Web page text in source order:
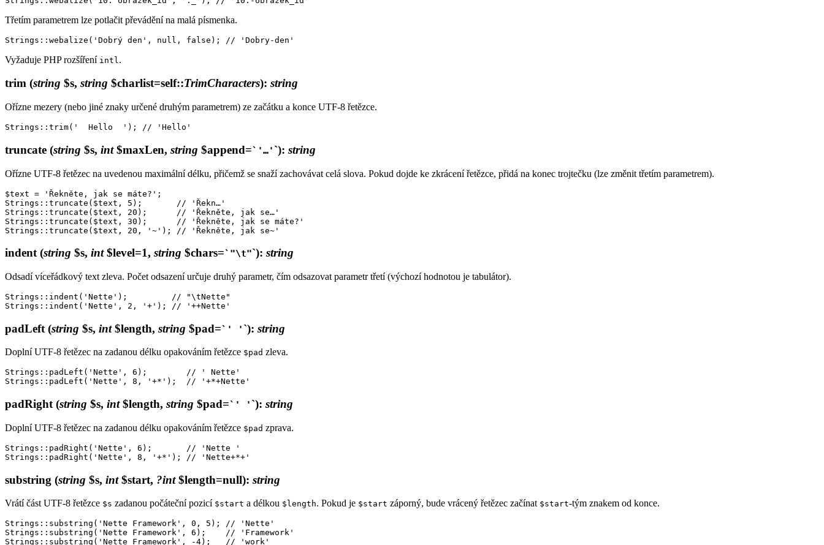
Třetím parametrem lze potlačit převádění na malá písmenka.
Vyžaduje PHP rozšíření intl .
trim (string $s, string $charlist=self::TrimCharacters): string
Ořízne mezery (nebo jiné znaky určené druhým parametrem) ze začátku a konce UTF-8 řetězce.
truncate (string $s, int$maxLen, string $append=`'…' `): string
Ořízne UTF-8 řetězec na uvedenou maximální délku, přičemž se snaží zachovávat celá slova. Pokud dojde ke zkrácení řetězce, přidá na konec trojtečku (lze změnit třetím parametrem).
$text = 'Řekněte, jak se máte?';
Strings::truncate($text, 5);       // 'Řekn…'
Strings::truncate($text, 20);      // 'Řekněte, jak se…'
Strings::truncate($text, 30);      // 'Řekněte, jak se máte?'
indent(string $s, int$level=1, string $chars=`"\t"`): string
Odsadí víceřádkový text zleva. Počet odsazení určuje druhý parametr, čím odsazovat parametr třetí (výchozí hodnotou je tabulátor).
Strings::indent('Nette');         // "\tNette"
padLeft (string $s, int$length, string $pad=`' ' `): string
Doplní UTF-8 řetězec na zadanou délku opakováním řetězce $pad zleva.
Strings::padLeft('Nette', 6);        // ' Nette'
padRight (string $s, int$length, string $pad=`' ' `): string
Doplní UTF-8 řetězec na zadanou délku opakováním řetězce $pad zprava.
Strings::padRight('Nette', 6);       // 'Nette '
substring (string $s, int$start, ?int$length=null): string
Vrátí část UTF-8 řetězce $s zadanou počáteční pozicí $start a délkou $length. Pokud je $start záporný, bude vrácený řetězec začínat $start-tým znakem od konce.
Strings::substring('Nette Framework', 0, 5); // 'Nette'
Strings::substring('Nette Framework', 6);    // 'Framework'